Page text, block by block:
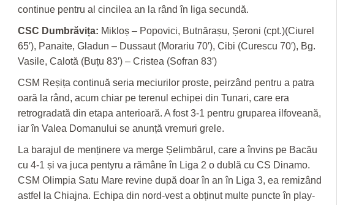
continue pentru al cincilea an la rând în liga secundă.
CSC Dumbrăvița: Mikloș – Popovici, Butnărașu, Șeroni (cpt.)(Ciurel
65′), Panaite, Gladun – Dussaut (Morariu 70′), Cibi (Curescu 70′), Bg.
Vasile, Calotă (Buțu 83′) – Cristea (Sofran 83′)
CSM Reșița continuă seria meciurilor proste, peirzând pentru a patra
oară la rând, acum chiar pe terenul echipei din Tunari, care era
retrogradată din etapa anterioară. A fost 3-1 pentru gruparea ilfoveană,
iar în Valea Domanului se anunță vremuri grele.
La barajul de menținere va merge Șelimbărul, care a învins pe Bacău
cu 4-1 și va juca pentyru a rămâne în Liga 2 o dublă cu CS Dinamo.
CSM Olimpia Satu Mare revine după doar în an în Liga 3, ea remizând
astfel la Chiajna. Echipa din nord-vest a obținut multe puncte în play-